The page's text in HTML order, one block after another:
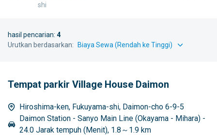
shi
hasil pencarian: 4
Urutkan berdasarkan:
Tempat parkir Village House Daimon
Hiroshima-ken, Fukuyama-shi, Daimon-cho 6-9-5
Daimon Station - Sanyo Main Line (Okayama - Mihara) -
24.0 Jarak tempuh (Menit), 1.8～1.9 km